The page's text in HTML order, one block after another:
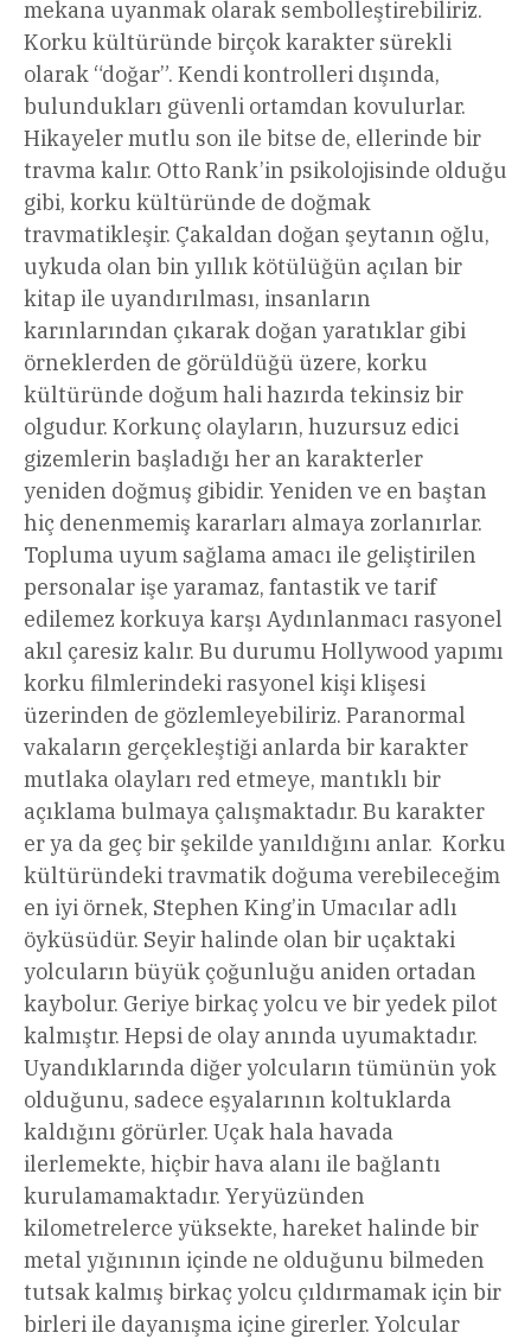
mekana uyanmak olarak sembolleştirebiliriz.
Korku kültüründe birçok karakter sürekli
olarak “doğar”. Kendi kontrolleri dışında,
bulundukları güvenli ortamdan kovulurlar.
Hikayeler mutlu son ile bitse de, ellerinde bir
travma kalır. Otto Rank’in psikolojisinde olduğu
gibi, korku kültüründe de doğmak
travmatikleşir. Çakaldan doğan şeytanın oğlu,
uykuda olan bin yıllık kötülüğün açılan bir
kitap ile uyandırılması, insanların
karınlarından çıkarak doğan yaratıklar gibi
örneklerden de görüldüğü üzere, korku
kültüründe doğum hali hazırda tekinsiz bir
olgudur. Korkunç olayların, huzursuz edici
gizemlerin başladığı her an karakterler
yeniden doğmuş gibidir. Yeniden ve en baştan
hiç denenmemiş kararları almaya zorlanırlar.
Topluma uyum sağlama amacı ile geliştirilen
personalar işe yaramaz, fantastik ve tarif
edilemez korkuya karşı Aydınlanmacı rasyonel
akıl çaresiz kalır. Bu durumu Hollywood yapımı
korku filmlerindeki rasyonel kişi klişesi
üzerinden de gözlemleyebiliriz. Paranormal
vakaların gerçekleştiği anlarda bir karakter
mutlaka olayları red etmeye, mantıklı bir
açıklama bulmaya çalışmaktadır. Bu karakter
er ya da geç bir şekilde yanıldığını anlar. Korku
kültüründeki travmatik doğuma verebileceğim
en iyi örnek, Stephen King’in Umacılar adlı
öyküsüdür. Seyir halinde olan bir uçaktaki
yolcuların büyük çoğunluğu aniden ortadan
kaybolur. Geriye birkaç yolcu ve bir yedek pilot
kalmıştır. Hepsi de olay anında uyumaktadır.
Uyandıklarında diğer yolcuların tümünün yok
olduğunu, sadece eşyalarının koltuklarda
kaldığını görürler. Uçak hala havada
ilerlemekte, hiçbir hava alanı ile bağlantı
kurulamamaktadır. Yeryüzünden
kilometrelerce yüksekte, hareket halinde bir
metal yığınının içinde ne olduğunu bilmeden
tutsak kalmış birkaç yolcu çıldırmamak için bir
birleri ile dayanışma içine girerler. Yolcular